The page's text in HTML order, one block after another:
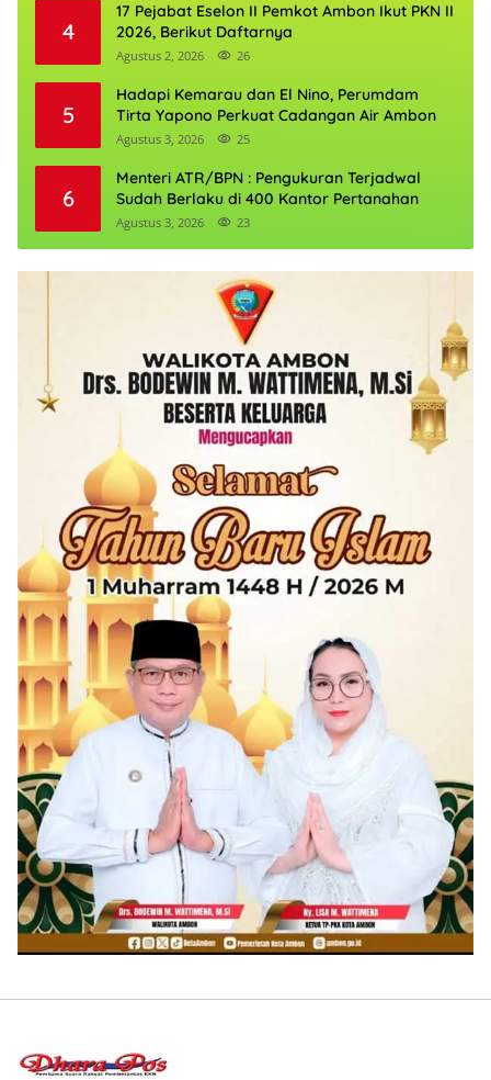
4
17 Pejabat Eselon II Pemkot Ambon Ikut PKN II
2026, Berikut Daftarnya
Agustus 2, 2026 26
5
Hadapi Kemarau dan El Nino, Perumdam
Tirta Yapono Perkuat Cadangan Air Ambon
Agustus 3, 2026 25
6
Menteri ATR/BPN : Pengukuran Terjadwal
Sudah Berlaku di 400 Kantor Pertanahan
Agustus 3, 2026 23